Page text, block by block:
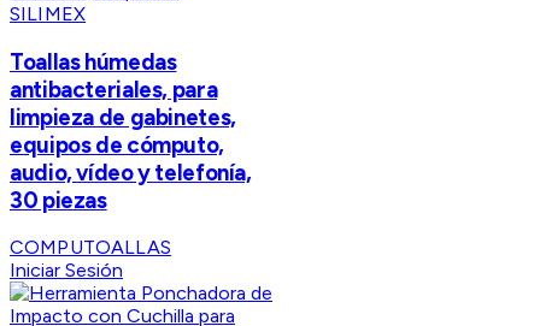
SILIMEX
Toallas húmedas
antibacteriales, para
limpieza de gabinetes,
equipos de cómputo,
audio, vídeo y telefonía,
30 piezas
COMPUTOALLAS
Iniciar Sesión